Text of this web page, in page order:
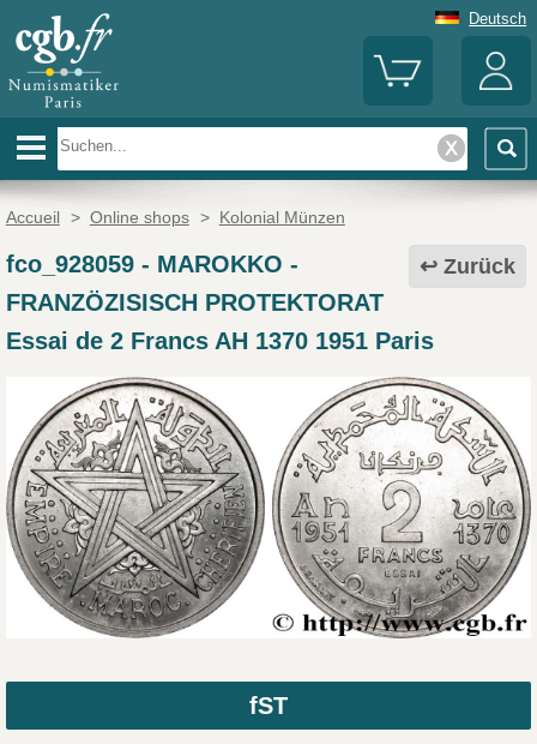
Deutsch
Accueil > Online shops > Kolonial Münzen
Zurück
fco_928059- MAROKKO -
FRANZÖZISISCH PROTEKTORAT
Essai de 2 Francs AH 1370 1951 Paris
fST